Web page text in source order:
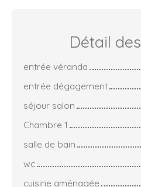
Détail des
entrée véranda
entrée dégagement
séjour salon
Chambre 1
salle de bain
wc
cuisine aménagée